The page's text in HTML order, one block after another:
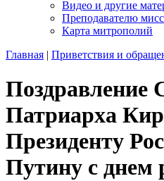
Видео и другие
Преподавателю
Карта митрополий
Главная | Приветствия и
Поздравление
Патриарха
Президенту
Путину с днем